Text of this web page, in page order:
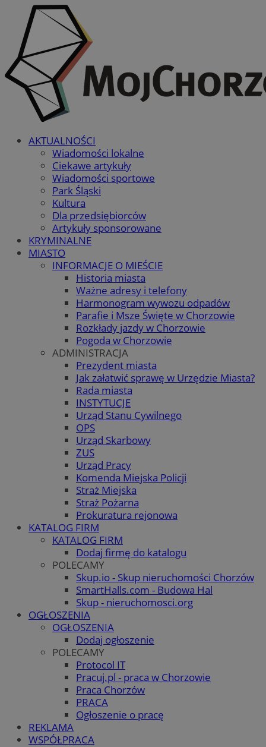
AKTUALNOŚCI
Wiadomości lokalne
Ciekawe artykuły
Wiadomości sportowe
Park Śląski
Kultura
Dla przedsiębiorców
Artykuły sponsorowane
KRYMINALNE
MIASTO
INFORMACJE O MIEŚCIE
Historia miasta
Ważne adresy i telefony
Harmonogram wywozu odpadów
Parafie i Msze Święte w Chorzowie
Rozkłady jazdy w Chorzowie
Pogoda w Chorzowie
ADMINISTRACJA
Prezydent miasta
Jak załatwić sprawę w Urzędzie Miasta?
Rada miasta
INSTYTUCJE
Urząd Stanu Cywilnego
OPS
Urząd Skarbowy
ZUS
Urząd Pracy
Komenda Miejska Policji
Straż Miejska
Straż Pożarna
Prokuratura rejonowa
KATALOG FIRM
KATALOG FIRM
Dodaj firmę do katalogu
POLECAMY
Skup.io - Skup nieruchomości Chorzów
SmartHalls.com - Budowa Hal
Skup - nieruchomosci.org
OGŁOSZENIA
OGŁOSZENIA
Dodaj ogłoszenie
POLECAMY
Protocol IT
Pracuj.pl - praca w Chorzowie
Praca Chorzów
PRACA
Ogłoszenie o pracę
REKLAMA
WSPÓŁPRACA